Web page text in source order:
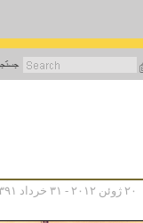
۲۰ ژوئن ۲۰۱۲ - ۳۱ خرداد ۱۳۹۱